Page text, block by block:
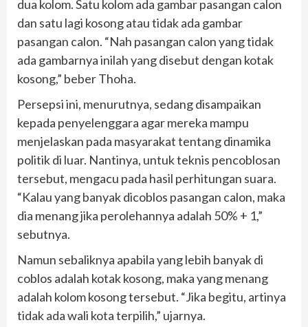
dua kolom. Satu kolom ada gambar pasangan calon
dan satu lagi kosong atau tidak ada gambar
pasangan calon. “Nah pasangan calon yang tidak
ada gambarnya inilah yang disebut dengan kotak
kosong,” beber Thoha.
Persepsi ini, menurutnya, sedang disampaikan
kepada penyelenggara agar mereka mampu
menjelaskan pada masyarakat tentang dinamika
politik di luar. Nantinya, untuk teknis pencoblosan
tersebut, mengacu pada hasil perhitungan suara.
“Kalau yang banyak dicoblos pasangan calon, maka
dia menang jika perolehannya adalah 50% + 1,”
sebutnya.
Namun sebaliknya apabila yang lebih banyak di
coblos adalah kotak kosong, maka yang menang
adalah kolom kosong tersebut. “Jika begitu, artinya
tidak ada wali kota terpilih,” ujarnya.